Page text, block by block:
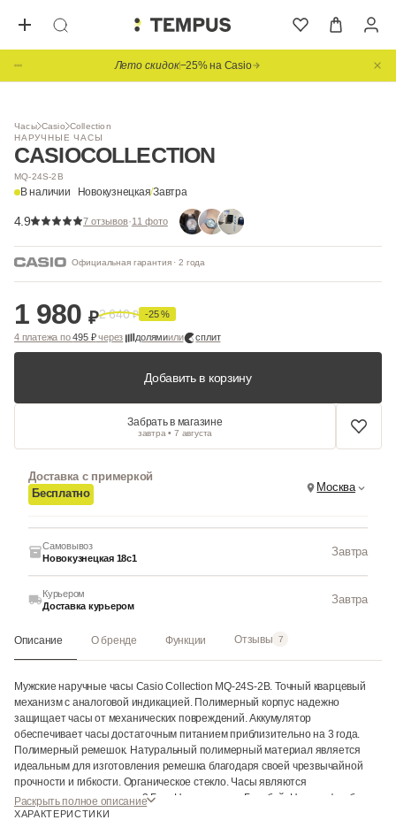
Лето скидок−25% на Casio
Часы Casio Collection
НАРУЧНЫЕ ЧАСЫ
CASIOCOLLECTION
MQ-24S-2B
В наличии Новокузнецкая/Завтра
4.9 7 отзывов·11 фото
Официальная гарантия · 2 года
1/ 2
1 980 ₽2 640₽ -25 %
4 платежа по495 ₽через долямиили сплит
Добавить в корзину
Забрать в магазине
завтра • 7 августа
Доставка с примеркой
Бесплатно
Москва
Самовывоз
Новокузнецкая 18с1
Завтра
Курьером
Доставка курьером
Завтра
Описание О бренде Функции Отзывы 7
Мужские наручные часы Casio Collection MQ-24S-2B. Точный кварцевый
механизм с аналоговой индикацией. Полимерный корпус надежно
защищает часы от механических повреждений. Аккумулятор
обеспечивает часы достаточным питанием приблизительно на 3 года.
Полимерный ремешок. Натуральный полимерный материал является
идеальным для изготовления ремешка благодаря своей чрезвычайной
прочности и гибкости. Органическое стекло. Часы являются
водонепроницаемыми до 3 Бар. Цвет корпуса: Голубой. Цвет циферблата:
Серый. Ширина (с заводной головкой): 39мм. Толщина: 8мм. Гарантия: 2
Раскрыть полное описание
ХАРАКТЕРИСТИКИ